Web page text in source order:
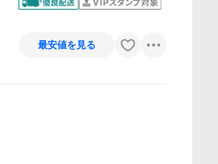
最安値を見る